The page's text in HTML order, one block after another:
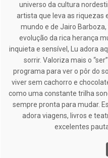
universo da cultura
artista que leva as riquezas
mundo e de Jairo
evolução da rica herança
inquieta e sensível, Lu adora
sorrir. Valoriza mais o
programa para ver o pôr do
viver sem cachorro e
como uma constante trilha
sempre pronta para mudar.
adora viagens, livros e
excelentes